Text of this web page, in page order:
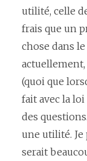
utilité, celle
frais que un
chose dans
(quoi que
fait avec la
des
une utilité. Je
serait